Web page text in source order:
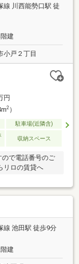
線 川西能勢口駅 徒
建
小戸２丁目
円
2）
駐車場(近隣含)
収納スペース
ので電話番号のご
リロの賃貸へ
線 池田駅 徒歩9分
建